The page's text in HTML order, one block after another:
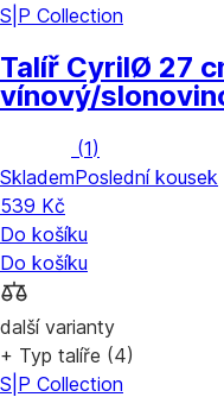
S|P Collection
Talíř CyrilØ 27
vínový/
(1)
SklademPoslední kousek
539 Kč
Do košíku
Do košíku
další varianty
+ Typ talíře (4)
S|P Collection